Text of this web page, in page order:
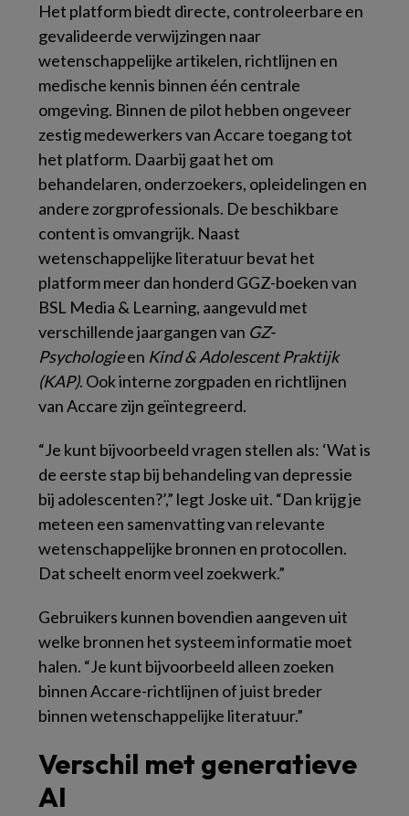
Het platform biedt directe, controleerbare en
gevalideerde verwijzingen naar
wetenschappelijke artikelen, richtlijnen en
medische kennis binnen één centrale
omgeving. Binnen de pilot hebben ongeveer
zestig medewerkers van Accare toegang tot
het platform. Daarbij gaat het om
behandelaren, onderzoekers, opleidelingen en
andere zorgprofessionals. De beschikbare
content is omvangrijk. Naast
wetenschappelijke literatuur bevat het
platform meer dan honderd GGZ-boeken van
BSL Media & Learning, aangevuld met
verschillende jaargangen van GZ-
Psychologieen Kind & Adolescent Praktijk
(KAP). Ook interne zorgpaden en richtlijnen
van Accare zijn geïntegreerd.
“Je kunt bijvoorbeeld vragen stellen als: ‘Wat is
de eerste stap bij behandeling van depressie
bij adolescenten?’,” legt Joske uit. “Dan krijg je
meteen een samenvatting van relevante
wetenschappelijke bronnen en protocollen.
Dat scheelt enorm veel zoekwerk.”
Gebruikers kunnen bovendien aangeven uit
welke bronnen het systeem informatie moet
halen. “Je kunt bijvoorbeeld alleen zoeken
binnen Accare-richtlijnen of juist breder
binnen wetenschappelijke literatuur.”
Verschil met generatieve
AI